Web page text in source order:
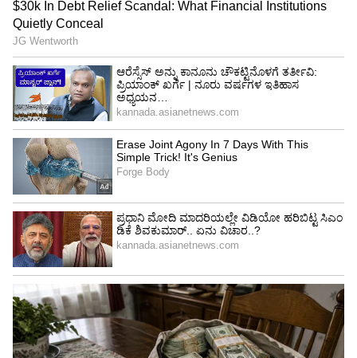
ಸ್ವೀಕರಿಸುವಾಗಲೂ ಎಲ್ಲರ ಕಣ್ಣುಗಳು ತ್ರಿಶಾ ಮೇಲೆಯೇ ಇತ್ತು.
ಅಭಿಮಾನಿಗಳಂತೂ ಇವರಿಬ್ಬರು ಸದ್ಯದಲ್ಲೇ ಅಧಿಕೃತವಾಗಿ
ಒಂದಾಗುತ್ತಾರೆ ಎಂದು ನಂಬಿದ್ದರು. ಆದರೆ, ಕಥೆಯಲ್ಲಿ ಈಗ
ಬಿಗ್ ಟ್ವಿಸ್ಟ್ ಸಿಕ್ಕಿದೆ, ಮುಂದೇನು ಆಗಲಿದೆ?!